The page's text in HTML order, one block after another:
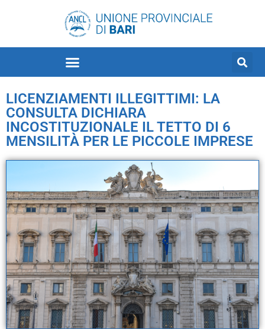
LICENZIAMENTI ILLEGITTIMI: LA
CONSULTA DICHIARA
INCOSTITUZIONALE IL TETTO DI 6
MENSILITÀ PER LE PICCOLE IMPRESE